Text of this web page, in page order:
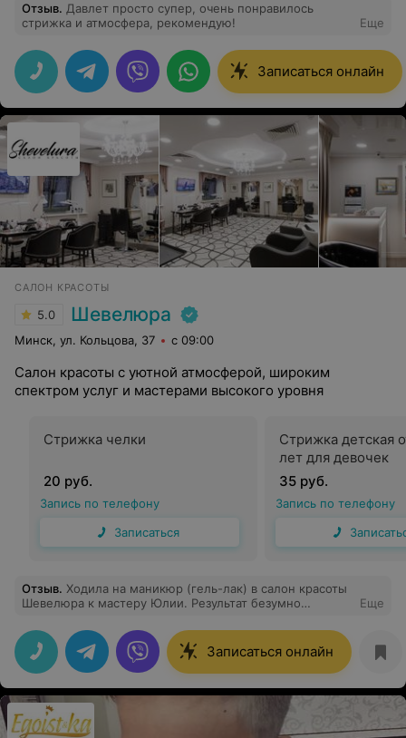
Отзыв. Давлет просто супер, очень понравилось
стрижка и атмосфера, рекомендую!
Еще
Записаться онлайн
САЛОН КРАСОТЫ
5.0 Шевелюра
Минск, ул. Кольцова, 37 с 09:00
Салон красоты с уютной атмосферой, широким
спектром услуг и мастерами высокого уровня
Стрижка челки
20 руб.
Запись по телефону
Записаться
Стрижка детская
лет для девочек
35 руб.
Запись по телефону
Отзыв. Ходила на маникюр (гель-лак) в салон красоты
Шевелюра к мастеру Юлии. Результат безумно
помогла определиться с цветом и дизайном. Отличный
салон с восхитительным интерьером и приятными
сотрудниками. Всем рекомендую!
Еще
Записаться онлайн